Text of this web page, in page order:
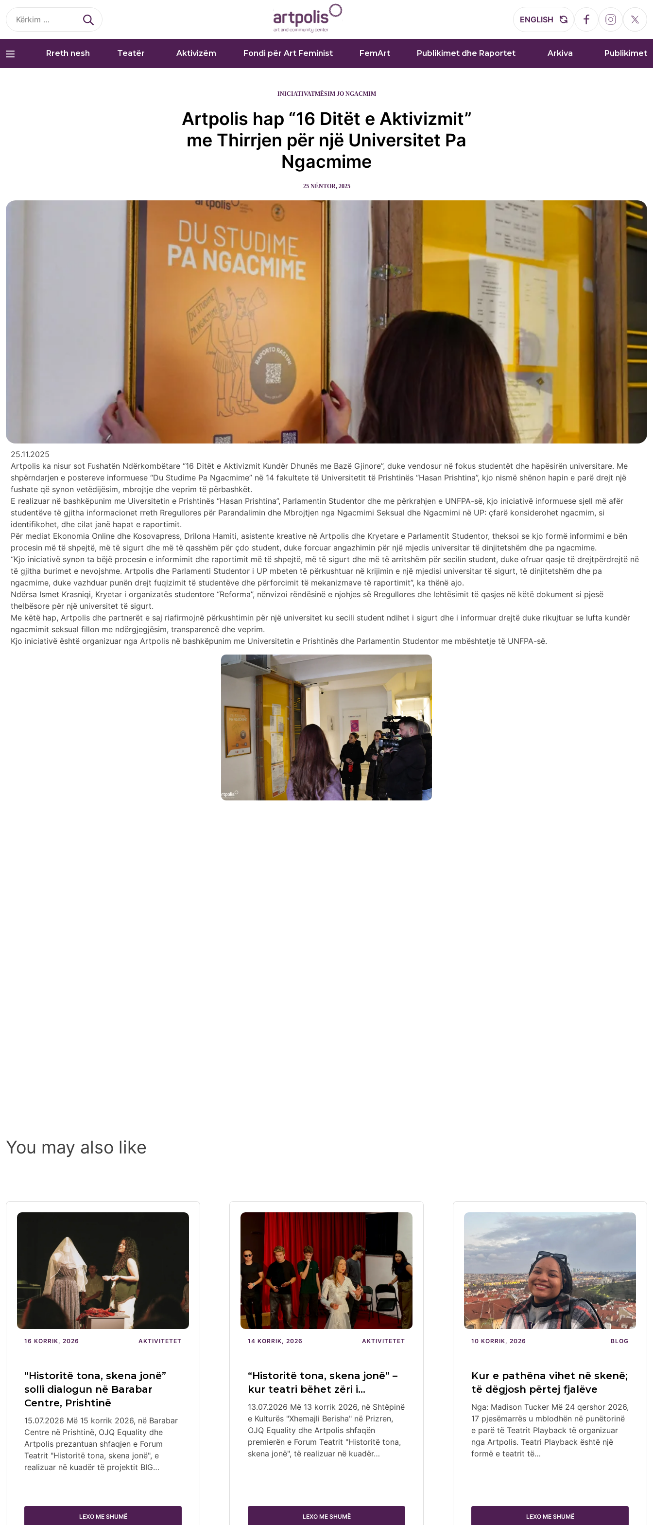
Kërko
për:
ENGLISH
Rreth nesh Teatër Aktivizëm Fondi për Art Feminist FemArt Publikimet dhe Raportet Arkiva Publikimet
INICIATIVATMËSIM JO NGACMIM
Artpolis hap “16 Ditët e Aktivizmit”
me Thirrjen për një Universitet Pa
Ngacmime
25 NËNTOR, 2025
25.11.2025
Artpolis ka nisur sot Fushatën Ndërkombëtare “16 Ditët e Aktivizmit Kundër Dhunës me Bazë Gjinore”, duke vendosur në fokus studentët dhe hapësirën universitare. Me
shpërndarjen e postereve informuese “Du Studime Pa Ngacmime” në 14 fakultete të Universitetit të Prishtinës “Hasan Prishtina”, kjo nismë shënon hapin e parë drejt një
fushate që synon vetëdijësim, mbrojtje dhe veprim të përbashkët.
E realizuar në bashkëpunim me Uiversitetin e Prishtinës “Hasan Prishtina”, Parlamentin Studentor dhe me përkrahjen e UNFPA-së, kjo iniciativë informuese sjell më afër
studentëve të gjitha informacionet rreth Rregullores për Parandalimin dhe Mbrojtjen nga Ngacmimi Seksual dhe Ngacmimi në UP: çfarë konsiderohet ngacmim, si
identifikohet, dhe cilat janë hapat e raportimit.
Për mediat Ekonomia Online dhe Kosovapress, Drilona Hamiti, asistente kreative në Artpolis dhe Kryetare e Parlamentit Studentor, theksoi se kjo formë informimi e bën
procesin më të shpejtë, më të sigurt dhe më të qasshëm për çdo student, duke forcuar angazhimin për një mjedis universitar të dinjitetshëm dhe pa ngacmime.
“Kjo iniciativë synon ta bëjë procesin e informimit dhe raportimit më të shpejtë, më të sigurt dhe më të arritshëm për secilin student, duke ofruar qasje të drejtpërdrejtë në
të gjitha burimet e nevojshme. Artpolis dhe Parlamenti Studentor i UP mbeten të përkushtuar në krijimin e një mjedisi universitar të sigurt, të dinjitetshëm dhe pa
ngacmime, duke vazhduar punën drejt fuqizimit të studentëve dhe përforcimit të mekanizmave të raportimit”, ka thënë ajo.
Ndërsa Ismet Krasniqi, Kryetar i organizatës studentore “Reforma”, nënvizoi rëndësinë e njohjes së Rregullores dhe lehtësimit të qasjes në këtë dokument si pjesë
thelbësore për një universitet të sigurt.
Me këtë hap, Artpolis dhe partnerët e saj riafirmojnë përkushtimin për një universitet ku secili student ndihet i sigurt dhe i informuar drejtë duke rikujtuar se lufta kundër
ngacmimit seksual fillon me ndërgjegjësim, transparencë dhe veprim.
Kjo iniciativë është organizuar nga Artpolis në bashkëpunim me Universitetin e Prishtinës dhe Parlamentin Studentor me mbështetje të UNFPA-së.
You may also like
16 KORRIK, 2026 AKTIVITETET
“Historitë tona, skena jonë”
solli dialogun në Barabar
Centre, Prishtinë
15.07.2026 Më 15 korrik 2026, në Barabar
Centre në Prishtinë, OJQ Equality dhe
Artpolis prezantuan shfaqjen e Forum
Teatrit "Historitë tona, skena jonë", e
realizuar në kuadër të projektit BIG…
LEXO ME SHUMË
14 KORRIK, 2026 AKTIVITETET
“Historitë tona, skena jonë” –
kur teatri bëhet zëri i…
13.07.2026 Më 13 korrik 2026, në Shtëpinë
e Kulturës "Xhemajli Berisha" në Prizren,
OJQ Equality dhe Artpolis shfaqën
premierën e Forum Teatrit "Historitë tona,
skena jonë", të realizuar në kuadër…
LEXO ME SHUMË
10 KORRIK, 2026 BLOG
Kur e pathëna vihet në skenë;
të dëgjosh përtej fjalëve
Nga: Madison Tucker Më 24 qershor 2026,
17 pjesëmarrës u mblodhën në punëtorinë
e parë të Teatrit Playback të organizuar
nga Artpolis. Teatri Playback është një
formë e teatrit të…
LEXO ME SHUMË